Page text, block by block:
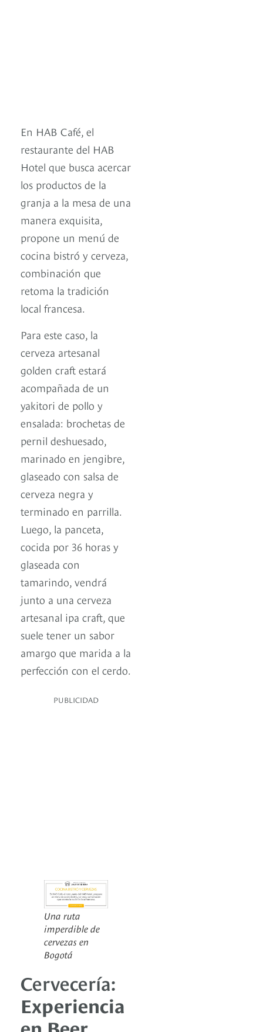
En HAB Café, el
restaurante del HAB
Hotel que busca acercar
los productos de la
granja a la mesa de una
manera exquisita,
propone un menú de
cocina bistró y cerveza,
combinación que
retoma la tradición
local francesa.
Para este caso, la
cerveza artesanal
golden craft estará
acompañada de un
yakitori de pollo y
ensalada: brochetas de
pernil deshuesado,
marinado en jengibre,
glaseado con salsa de
cerveza negra y
terminado en parrilla.
Luego, la panceta,
cocida por 36 horas y
glaseada con
tamarindo, vendrá
junto a una cerveza
artesanal ipa craft, que
suele tener un sabor
amargo que marida a la
perfección con el cerdo.
PUBLICIDAD
Una ruta
imperdible de
cervezas en
Bogotá
Cervecería:
Experiencia
en Beer